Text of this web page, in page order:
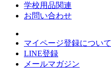
学校用品関連
お問い合わせ
マイページ登録について
LINE登録
メールマガジン